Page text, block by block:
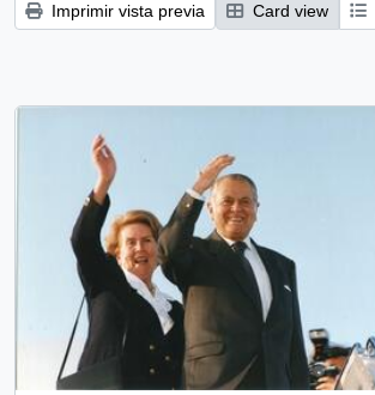
Imprimir vista previa Card view